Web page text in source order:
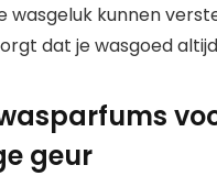
wasgeluk kunnen
dat je wasgoed
geur